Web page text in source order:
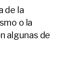
de la
o la
algunas de